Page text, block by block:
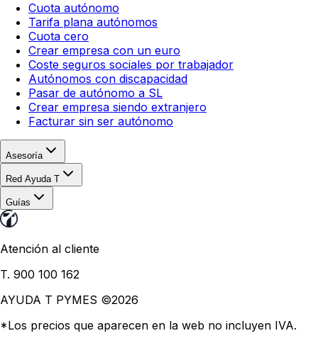
Cuota autónomo
Tarifa plana autónomos
Cuota cero
Crear empresa con un euro
Coste seguros sociales por trabajador
Autónomos con discapacidad
Pasar de autónomo a SL
Crear empresa siendo extranjero
Facturar sin ser autónomo
Asesoría
Red Ayuda T
Guías
Atención al cliente
T. 900 100 162
AYUDA T PYMES ©2026
*Los precios que aparecen en la web no incluyen IVA.